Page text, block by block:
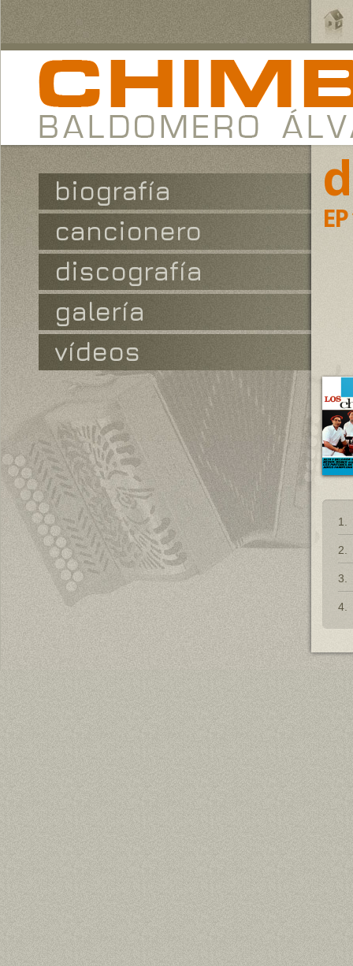
biografía
cancionero
discografía
galería
vídeos